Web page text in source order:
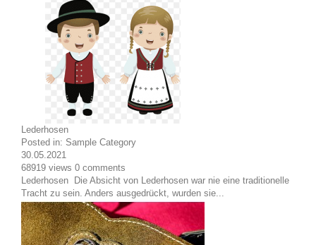
Lederhosen
Posted in: Sample Category
30.05.2021
68919 views 0 comments
Lederhosen Die Absicht von Lederhosen war nie eine traditionelle
Tracht zu sein. Anders ausgedrückt, wurden sie...